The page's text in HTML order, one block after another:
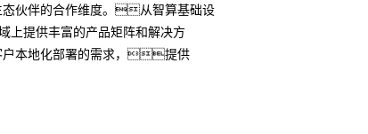
伙伴的合作维度。从智算基础设
提供丰富的产品矩阵和解决方
本地化部署的需求，提供